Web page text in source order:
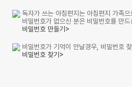
독자가 쓰는 아침편지는 아침편지 가족
비밀번호가 없으신 분은 비밀번호를 만
비밀번호 만들기>
비밀번호가 기억이 안날경우, 비밀번호
비밀번호 찾기>